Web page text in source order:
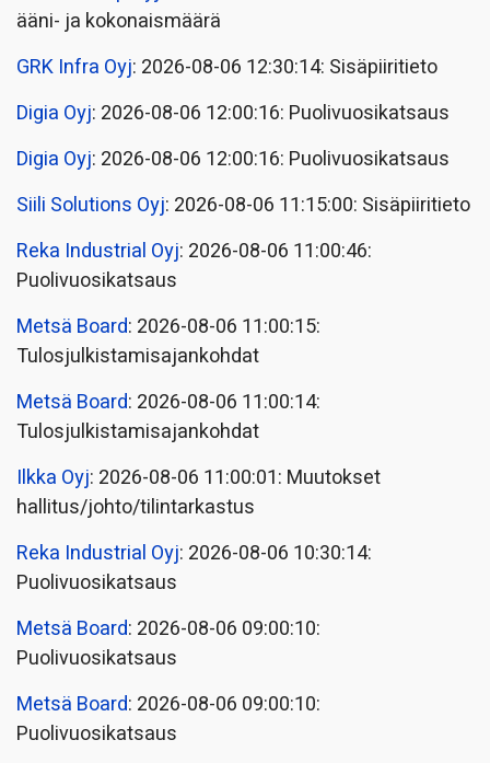
ääni- ja kokonaismäärä
GRK Infra Oyj: 2026-08-06 12:30:14: Sisäpiiritieto
Digia Oyj: 2026-08-06 12:00:16: Puolivuosikatsaus
Digia Oyj: 2026-08-06 12:00:16: Puolivuosikatsaus
Siili Solutions Oyj: 2026-08-06 11:15:00: Sisäpiiritieto
Reka Industrial Oyj: 2026-08-06 11:00:46:
Puolivuosikatsaus
Metsä Board: 2026-08-06 11:00:15:
Tulosjulkistamisajankohdat
Metsä Board: 2026-08-06 11:00:14:
Tulosjulkistamisajankohdat
Ilkka Oyj: 2026-08-06 11:00:01: Muutokset
hallitus/johto/tilintarkastus
Reka Industrial Oyj: 2026-08-06 10:30:14:
Puolivuosikatsaus
Metsä Board: 2026-08-06 09:00:10:
Puolivuosikatsaus
Metsä Board: 2026-08-06 09:00:10:
Puolivuosikatsaus